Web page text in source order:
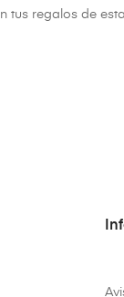
tus regalos de